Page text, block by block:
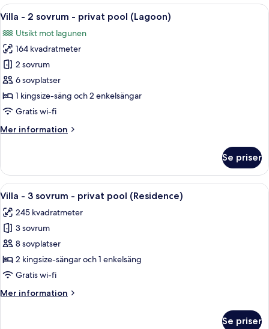
1
-
privat
pool
(Lagoon)
Öppna
alla
foton
för
Villa
-
2
sovrum
privat
Ett rymligt sovrum med en stor säng,
6
Villa - 2 sovrum - privat pool (Lagoon)
Utsikt mot lagunen
164 kvadratmeter
2 sovrum
6 sovplatser
1 kingsize-säng och 2 enkelsängar
Gratis wi-fi
Mer information
Mer
-
sovrum
privat
pool
Se priser
Öppna
alla
foton
för
Villa
-
3
-
Ett rymligt vardagsrum med ett
6
Villa - 3 sovrum - privat pool (Residence)
245 kvadratmeter
3 sovrum
8 sovplatser
2 kingsize-sängar och 1 enkelsäng
Gratis wi-fi
Mer information
Mer
Se priser